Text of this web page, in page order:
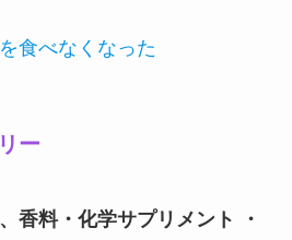
食べなくなった
ー
香料・化学サプリメント ・